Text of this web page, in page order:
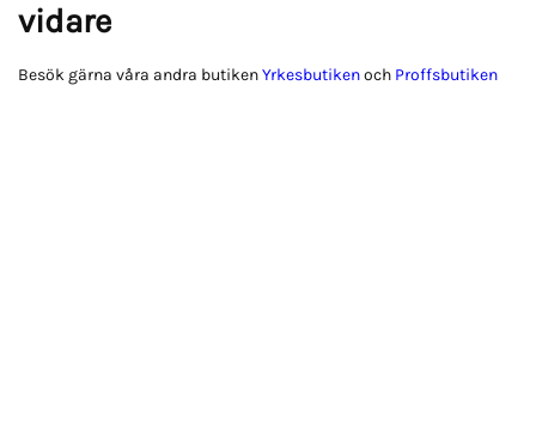
vidare
Besök gärna våra andra butikenYrkesbutikenoch Proffsbutiken